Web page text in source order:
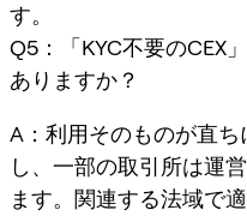
す。
Q5：「KYC不要のCEX
ありますか？
A：利用そのものが直
し、一部の取引所は運
ます。関連する法域で